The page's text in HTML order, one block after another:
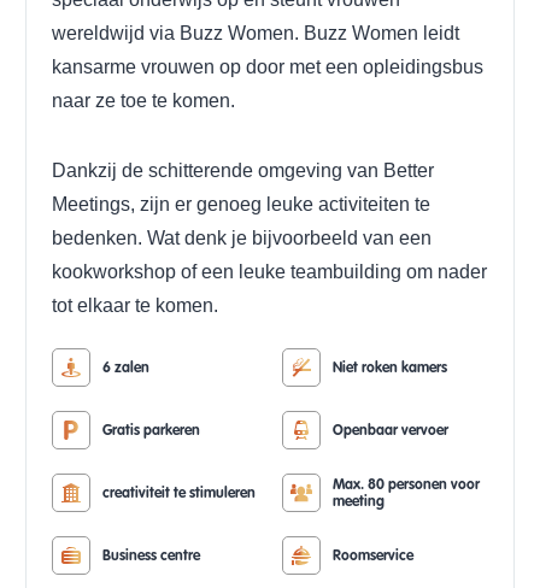
wereldwijd via Buzz Women. Buzz Women leidt
kansarme vrouwen op door met een opleidingsbus
naar ze toe te komen.
Dankzij de schitterende omgeving van Better
Meetings, zijn er genoeg leuke activiteiten te
bedenken. Wat denk je bijvoorbeeld van een
kookworkshop of een leuke teambuilding om nader
tot elkaar te komen.
6 zalen Niet roken kamers
Gratis parkeren Openbaar vervoer
creativiteit te stimuleren
Max. 80 personen voor
meeting
Business centre Roomservice